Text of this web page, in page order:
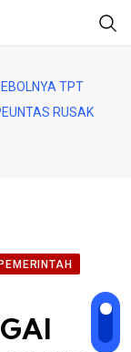
TPT
RUSAK
PEMERINTAH